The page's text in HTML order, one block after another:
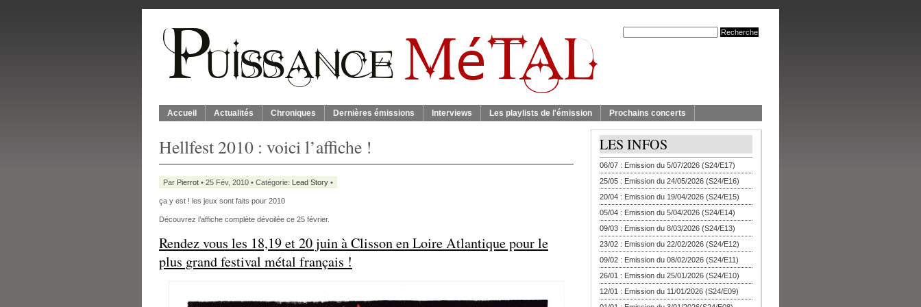
Accueil Actualités Chroniques Dernières émissions Interviews Les playlists de l'émission Prochains concerts
Hellfest 2010 : voici l’affiche !
Par Pierrot • 25 Fév, 2010 • Catégorie: Lead Story •
ça y est ! les jeux sont faits pour 2010
Découvrez l’affiche complète dévoilée ce 25 février.
Rendez vous les 18,19 et 20 juin à Clisson en Loire Atlantique pour le
plus grand festival métal français !
LES INFOS
06/07 : Emission du 5/07/2026 (S24/E17)
25/05 : Emission du 24/05/2026 (S24/E16)
20/04 : Emission du 19/04/2026 (S24/E15)
05/04 : Emission du 5/04/2026 (S24/E14)
09/03 : Emission du 8/03/2026 (S24/E13)
23/02 : Emission du 22/02/2026 (S24/E12)
09/02 : Emission du 08/02/2026 (S24/E11)
26/01 : Emission du 25/01/2026 (S24/E10)
12/01 : Emission du 11/01/2026 (S24/E09)